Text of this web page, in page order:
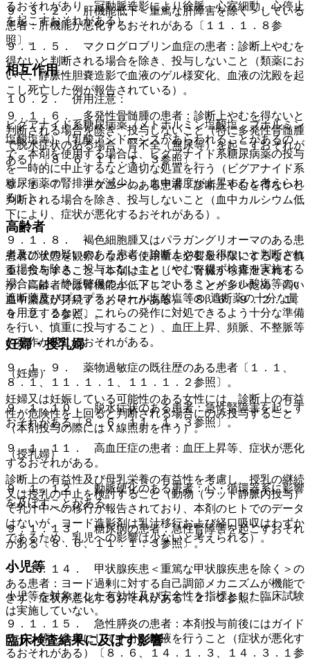
９．３．２． 肝機能低下＜重篤な肝障害を除く＞している
患者：肝機能が悪化するおそれがある〔１１．１．８参
照〕。
相互作用
１０．２． 併用注意：
ビグアナイド系糖尿病薬（メトホルミン塩酸塩、ブホルミン
塩酸塩等）［乳酸アシドーシスがあらわれることがあるの
で、本剤を使用する場合は、ビグアナイド系糖尿病薬の投与
を一時的に中止するなど適切な処置を行う（ビグアナイド系
糖尿病薬の腎排泄が減少し、血中濃度が上昇すると考えられ
る）］。
高齢者
患者の状態を観察しながら使用量を必要最小限にするなど慎
重に投与すること（本剤は主として、腎臓から排泄される
が、高齢者では腎機能が低下していることが多いため、高い
血中濃度が持続するおそれがある）〔８．６、９．２．１、
９．２．２参照〕。
妊婦・授乳婦
（妊婦）
妊婦又は妊娠している可能性のある女性には、診断上の有益
性が危険性を上回ると判断される場合にのみ投与すること
（本剤投与の際にはＸ線照射を伴う）。
（授乳婦）
診断上の有益性及び母乳栄養の有益性を考慮し、授乳の継続
又は授乳の中止を検討すること（動物（ラット静脈内投与）
で乳汁中への移行が報告されており、本剤のヒトでのデータ
はないが、ヨード造影剤は乳汁移行および経口吸収はわずか
であるため、乳児への影響は少ないと考えられる）。
小児等
小児等を対象とした有効性及び安全性を指標とした臨床試験
は実施していない。
臨床検査結果に及ぼす影響
るおそれがあり、冠動脈造影により徐脈、心室細動、心停止
を起こすおそれがある）。
９．１．５． マクログロブリン血症の患者：診断上やむを
得ないと判断される場合を除き、投与しないこと（類薬にお
いて、静脈性胆嚢造影で血液のゲル様変化、血液の沈殿を起
こし死亡した例が報告されている）。
９．１．６． 多発性骨髄腫の患者：診断上やむを得ないと
判断される場合を除き、投与しないこと（特に多発性骨髄腫
で脱水症状のある場合、腎不全（無尿等）を起こすおそれが
ある）〔８．６、１１．１．３参照〕。
９．１．７． テタニーのある患者：診断上やむを得ないと
判断される場合を除き、投与しないこと（血中カルシウム低
下により、症状が悪化するおそれがある）。
９．１．８． 褐色細胞腫又はパラガングリオーマのある患
者及びその疑いのある患者：診断上やむを得ないと判断され
る場合を除き、投与しないこと（やむを得ず検査を実施する
場合には、静脈確保の上、フェントラミンメシル酸塩等のα
遮断薬及びプロプラノロール塩酸塩等のβ遮断薬の十分な量
を用意するなど、これらの発作に対処できるよう十分な準備
を行い、慎重に投与すること）、血圧上昇、頻脈、不整脈等
の発作が起こるおそれがある。
９．１．９． 薬物過敏症の既往歴のある患者〔１．１、
８．１、１１．１．１、１１．１．２参照〕。
９．１．１０． 脱水症状のある患者：急性腎障害を起こす
おそれがある〔８．６、１１．１．３参照〕。
９．１．１１． 高血圧症の患者：血圧上昇等、症状が悪化
するおそれがある。
９．１．１２． 動脈硬化のある患者：心・循環器系に影響
を及ぼすことがある。
９．１．１３． 糖尿病の患者：急性腎障害を起こすおそれ
がある〔８．６、１１．１．３参照〕。
９．１．１４． 甲状腺疾患＜重篤な甲状腺疾患を除く＞の
ある患者：ヨード過剰に対する自己調節メカニズムが機能で
きず、症状が悪化するおそれがある〔２．２参照〕。
９．１．１５． 急性膵炎の患者：本剤投与前後にはガイド
ライン等を参考にして十分な輸液を行うこと（症状が悪化す
るおそれがある）〔８．６、１４．１．３、１４．３．１参